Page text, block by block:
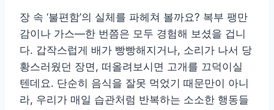
예
방
법
총
정
리
장 속 ‘불편함’의 실체를 파헤쳐 볼까요? 복부 팽만
감이나 가스—한 번쯤은 모두 경험해 보셨을 겁니
다. 갑작스럽게 배가 빵빵해지거나, 소리가 나서 당
황스러웠던 장면, 떠올려보시면 고개를 끄덕이실
텐데요. 단순히 음식을 잘못 먹었기 때문만이 아니
라, 우리가 매일 습관처럼 반복하는 소소한 행동들